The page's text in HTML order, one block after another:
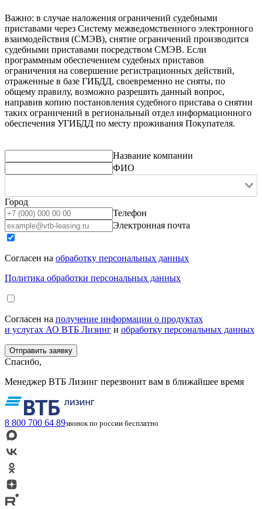
Важно: в случае наложения ограничений судебными
приставами через Систему межведомственного электронного
взаимодействия (СМЭВ), снятие ограничений производится
судебными приставами посредством СМЭВ. Если
программным обеспечением судебных приставов
ограничения на совершение регистрационных действий,
отраженные в базе ГИБДД, своевременно не сняты, по
общему правилу, возможно разрешить данный вопрос,
направив копию постановления судебного пристава о снятии
таких ограничений в региональный отдел информационного
обеспечения УГИБДД по месту проживания Покупателя.
Название компании
ФИО
Город
Телефон
Электронная почта
Согласен на обработку персональных данных
Политика обработки персональных данных
Согласен на получение информации о продуктах
и услугах АО ВТБ Лизинг и обработку персональных данных
Спасибо,
Менеджер ВТБ Лизинг перезвонит вам в ближайшее время
8 800 700 64 89звонок по россии бесплатно